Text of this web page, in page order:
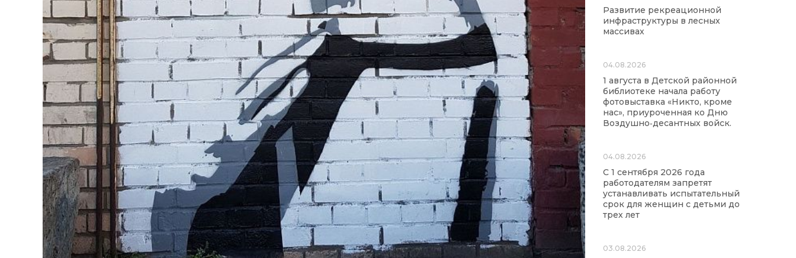
Развитие рекреационной
инфраструктуры в лесных
массивах
04.08.2026
1 августа в Детской районной
библиотеке начала работу
фотовыставка «Никто, кроме
нас», приуроченная ко Дню
Воздушно‑десантных войск.
04.08.2026
С 1 сентября 2026 года
работодателям запретят
устанавливать испытательный
срок для женщин с детьми до
трех лет
03.08.2026